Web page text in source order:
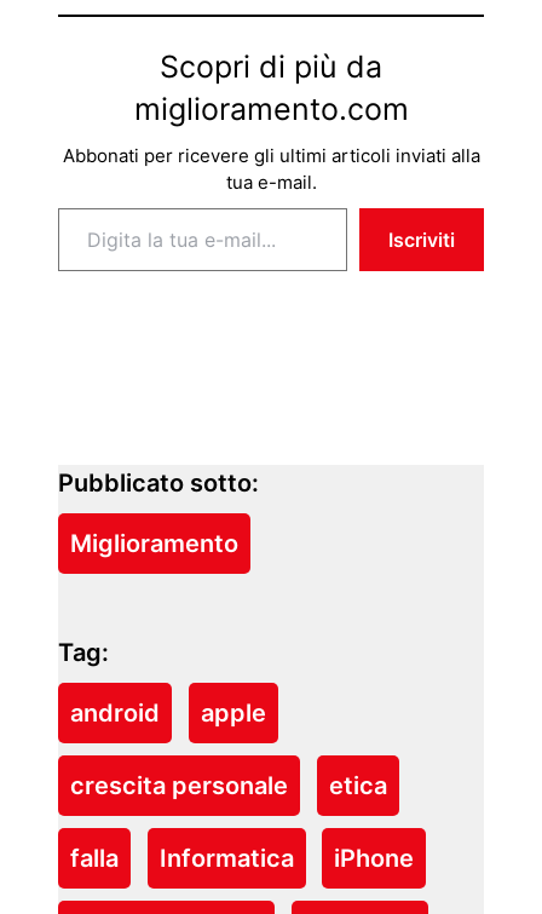
Scopri di più da
miglioramento.com
Abbonati per ricevere gli ultimi articoli inviati alla
tua e-mail.
Digita la tua e-mail...
Iscriviti
Pubblicato sotto:
Miglioramento
Tag:
android apple
crescita personale etica
falla Informatica iPhone